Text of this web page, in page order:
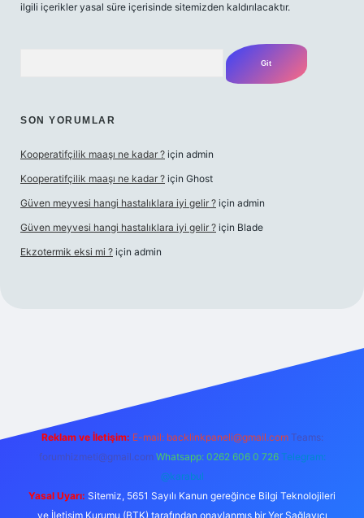
ilgili içerikler yasal süre içerisinde sitemizden kaldırılacaktır.
SON YORUMLAR
Kooperatifçilik maaşı ne kadar ? için admin
Kooperatifçilik maaşı ne kadar ? için Ghost
Güven meyvesi hangi hastalıklara iyi gelir ? için admin
Güven meyvesi hangi hastalıklara iyi gelir ? için Blade
Ekzotermik eksi mi ? için admin
Reklam ve İletişim: E-mail: backlinkpaneli@gmail.com Teams:
forumhizmeti@gmail.com Whatsapp: 0262 606 0 726 Telegram:
@karabul
Yasal Uyarı: Sitemiz, 5651 Sayılı Kanun gereğince Bilgi Teknolojileri
ve İletişim Kurumu (BTK) tarafından onaylanmış bir Yer Sağlayıcı